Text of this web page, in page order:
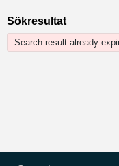
Sökresultat
Search result already